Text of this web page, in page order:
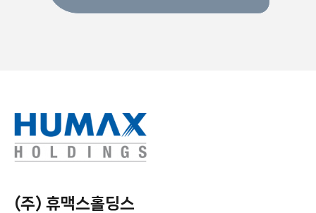
(주) 휴맥스홀딩스